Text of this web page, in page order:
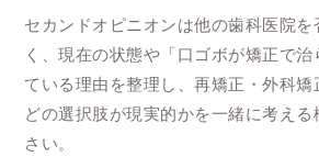
セカンドオピニオンは他の歯科医院を
く、現在の状態や「口ゴボが矯正で
ている理由を整理し、再矯正・外科矯
どの選択肢が現実的かを一緒に考え
さい。